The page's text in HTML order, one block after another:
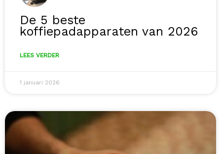
De 5 beste
koffiepadapparaten van 2026
LEES VERDER
1 januari 2026